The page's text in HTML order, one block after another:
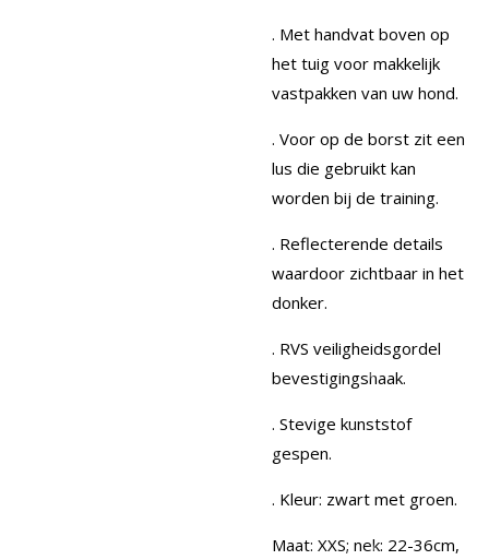
. Met handvat boven op
het tuig voor makkelijk
vastpakken van uw hond.
. Voor op de borst zit een
lus die gebruikt kan
worden bij de training.
. Reflecterende details
waardoor zichtbaar in het
donker.
. RVS veiligheidsgordel
bevestigingshaak.
. Stevige kunststof
gespen.
. Kleur: zwart met groen.
Maat: XXS; nek: 22-36cm,